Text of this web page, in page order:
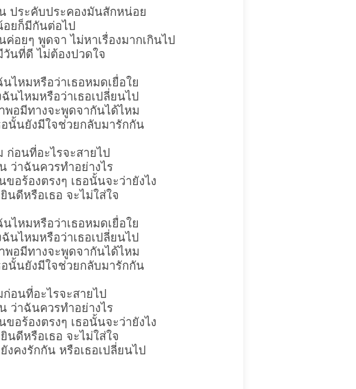
ประคับประคองมันสักหน่อย
อยก็มีกันต่อไป
ค่อยๆ พูดจา ไม่หาเรื่องมากเกินไป
วันที่ดี ไม่ต้องปวดใจ
นไหมหรือว่าเธอหมดเยื่อใย
ฉันไหมหรือว่าเธอเปลี่ยนไป
พอมีทางจะพูดจากันได้ไหม
อนั้นยังมีใจช่วยกลับมารักกัน
ก่อนที่อะไรจะสายไป
ว่าฉันควรทำอย่างไร
ขอร้องตรงๆ เธอนั้นจะว่ายังไง
นดีหรือเธอ จะไม่ใส่ใจ
นไหมหรือว่าเธอหมดเยื่อใย
ฉันไหมหรือว่าเธอเปลี่ยนไป
พอมีทางจะพูดจากันได้ไหม
อนั้นยังมีใจช่วยกลับมารักกัน
ก่อนที่อะไรจะสายไป
ว่าฉันควรทำอย่างไร
ขอร้องตรงๆ เธอนั้นจะว่ายังไง
นดีหรือเธอ จะไม่ใส่ใจ
งคงรักกัน หรือเธอเปลี่ยนไป